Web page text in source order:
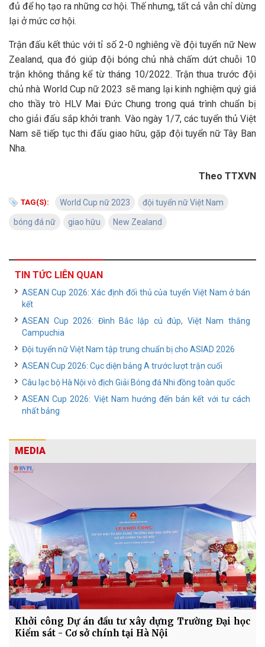
đủ để họ tạo ra những cơ hội. Thế nhưng, tất cả vẫn chỉ dừng
lại ở mức cơ hội.
Trận đấu kết thúc với tỉ số 2-0 nghiêng về đội tuyển nữ New
Zealand, qua đó giúp đội bóng chủ nhà chấm dứt chuỗi 10
trận không thắng kể từ tháng 10/2022. Trận thua trước đội
chủ nhà World Cup nữ 2023 sẽ mang lại kinh nghiệm quý giá
cho thầy trò HLV Mai Đức Chung trong quá trình chuẩn bị
cho giải đấu sắp khởi tranh. Vào ngày 1/7, các tuyển thủ Việt
Nam sẽ tiếp tục thi đấu giao hữu, gặp đội tuyển nữ Tây Ban
Nha.
Theo TTXVN
TAG(S): World Cup nữ 2023 đội tuyển nữ Việt Nam
bóng đá nữ giao hữu New Zealand
TIN TỨC LIÊN QUAN
ASEAN Cup 2026: Xác định đối thủ của tuyển Việt Nam ở bán
kết
ASEAN Cup 2026: Đình Bắc lập cú đúp, Việt Nam thắng
Campuchia
Đội tuyển nữ Việt Nam tập trung chuẩn bị cho ASIAD 2026
ASEAN Cup 2026: Cục diện bảng A trước lượt trận cuối
Câu lạc bộ Hà Nội vô địch Giải Bóng đá Nhi đồng toàn quốc
ASEAN Cup 2026: Việt Nam hướng đến bán kết với tư cách
nhất bảng
MEDIA
Khởi công Dự án đầu tư xây dựng Trường Đại học
Kiểm sát - Cơ sở chính tại Hà Nội